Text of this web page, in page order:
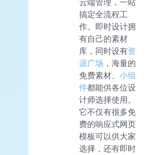
云端管理，一站
搞定全流程工
作。即时设计拥
有自己的素材
库，同时设有资
源广场 ，海量的
免费素材、 小组
件都能供各位设
计师选择使用。
它不仅有很多免
费的响应式网页
模板可以供大家
选择，还有即时